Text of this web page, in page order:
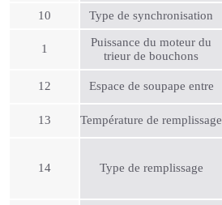
10
Type de synchronisation
1
Puissance du moteur du
trieur de bouchons
12 Espace de soupape entre
13 Température de remplissage
14 Type de remplissage